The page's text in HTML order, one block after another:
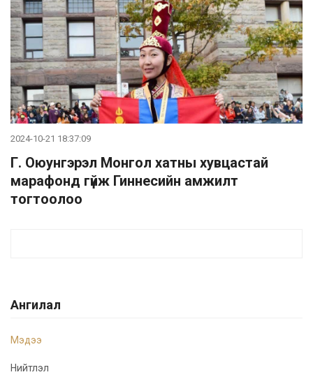
Ангилал
Мэдээ
Нийтлэл
2024-10-21 18:37:09
Г. Оюунгэрэл Монгол хатны хувцастай
марафонд гүйж Гиннесийн амжилт
тогтоолоо